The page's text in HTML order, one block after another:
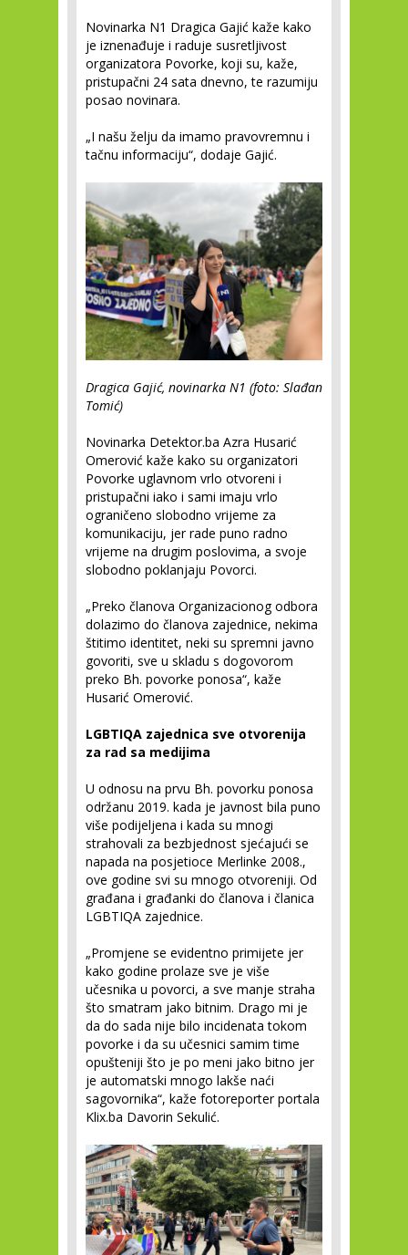
Novinarka N1 Dragica Gajić kaže kako
je iznenađuje i raduje susretljivost
organizatora Povorke, koji su, kaže,
pristupačni 24 sata dnevno, te razumiju
posao novinara.
„I našu želju da imamo pravovremnu i
tačnu informaciju“, dodaje Gajić.
Dragica Gajić, novinarka N1 (foto: Slađan
Tomić)
Novinarka Detektor.ba Azra Husarić
Omerović kaže kako su organizatori
Povorke uglavnom vrlo otvoreni i
pristupačni iako i sami imaju vrlo
ograničeno slobodno vrijeme za
komunikaciju, jer rade puno radno
vrijeme na drugim poslovima, a svoje
slobodno poklanjaju Povorci.
„Preko članova Organizacionog odbora
dolazimo do članova zajednice, nekima
štitimo identitet, neki su spremni javno
govoriti, sve u skladu s dogovorom
preko Bh. povorke ponosa“, kaže
Husarić Omerović.
LGBTIQA zajednica sve otvorenija
za rad sa medijima
U odnosu na prvu Bh. povorku ponosa
održanu 2019. kada je javnost bila puno
više podijeljena i kada su mnogi
strahovali za bezbjednost sjećajući se
napada na posjetioce Merlinke 2008.,
ove godine svi su mnogo otvoreniji. Od
građana i građanki do članova i članica
LGBTIQA zajednice.
„Promjene se evidentno primijete jer
kako godine prolaze sve je više
učesnika u povorci, a sve manje straha
što smatram jako bitnim. Drago mi je
da do sada nije bilo incidenata tokom
povorke i da su učesnici samim time
opušteniji što je po meni jako bitno jer
je automatski mnogo lakše naći
sagovornika“, kaže fotoreporter portala
Klix.ba Davorin Sekulić.